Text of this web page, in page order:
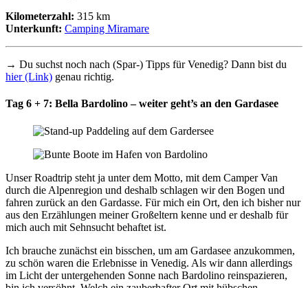
Kilometerzahl: 315 km
Unterkunft: Camping Miramare
→ Du suchst noch nach (Spar-) Tipps für Venedig? Dann bist du
hier (Link) genau richtig.
Tag 6 + 7: Bella Bardolino – weiter geht’s an den Gardasee
Unser Roadtrip steht ja unter dem Motto, mit dem Camper Van
durch die Alpenregion und deshalb schlagen wir den Bogen und
fahren zurück an den Gardasse. Für mich ein Ort, den ich bisher nur
aus den Erzählungen meiner Großeltern kenne und er deshalb für
mich auch mit Sehnsucht behaftet ist.
Ich brauche zunächst ein bisschen, um am Gardasee anzukommen,
zu schön waren die Erlebnisse in Venedig. Als wir dann allerdings
im Licht der untergehenden Sonne nach Bardolino reinspazieren,